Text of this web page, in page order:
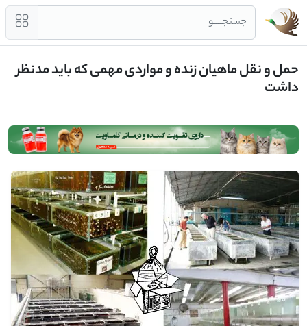
جستجــــو
حمل و نقل ماهیان زنده و مواردی مهمی که باید مدنظر
داشت